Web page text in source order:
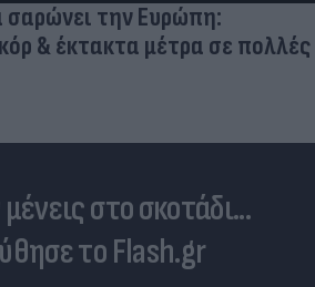
την Ευρώπη:
& έκτακτα μέτρα σε πολλές
στο σκοτάδι...
το Flash.gr